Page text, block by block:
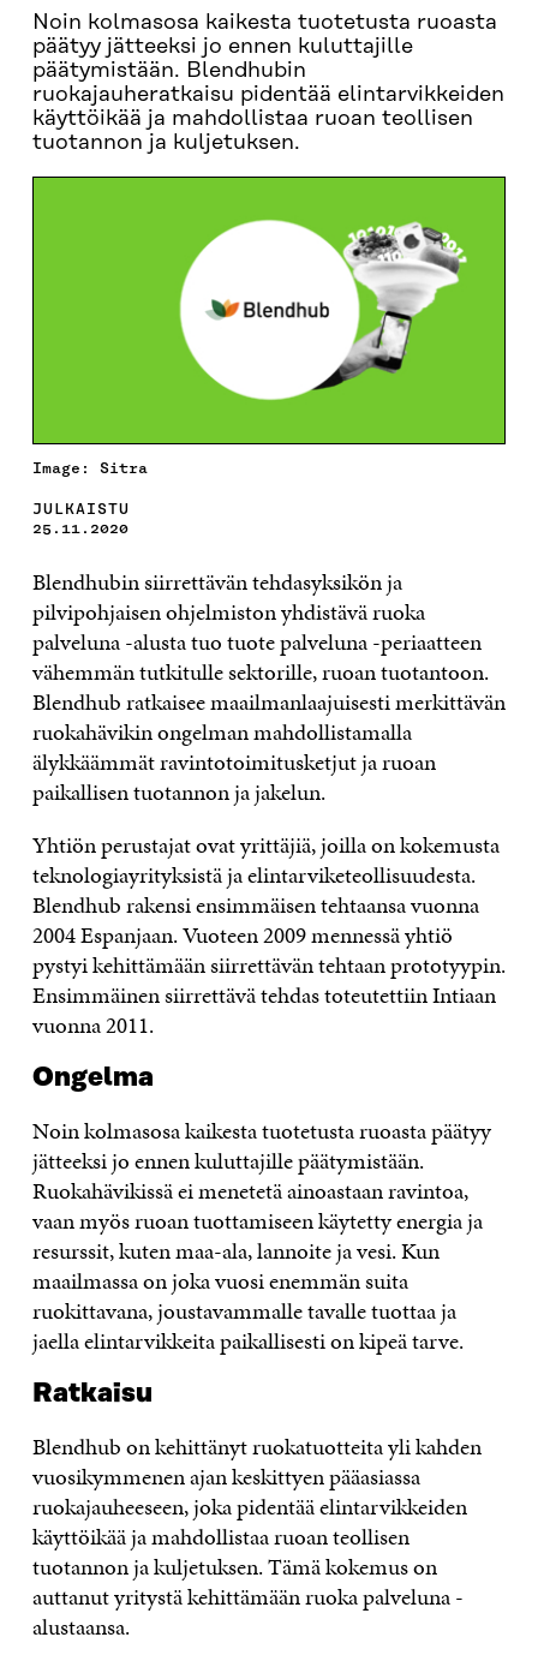
Noin kolmasosa kaikesta tuotetusta ruoasta
päätyy jätteeksi jo ennen kuluttajille
päätymistään. Blendhubin
ruokajauheratkaisu pidentää elintarvikkeiden
käyttöikää ja mahdollistaa ruoan teollisen
tuotannon ja kuljetuksen.
Image: Sitra
JULKAISTU
25.11.2020
Blendhubin siirrettävän tehdasyksikön ja
pilvipohjaisen ohjelmiston yhdistävä ruoka
palveluna -alusta tuo tuote palveluna -periaatteen
vähemmän tutkitulle sektorille, ruoan tuotantoon.
Blendhub ratkaisee maailmanlaajuisesti merkittävän
ruokahävikin ongelman mahdollistamalla
älykkäämmät ravintotoimitusketjut ja ruoan
paikallisen tuotannon ja jakelun.
Yhtiön perustajat ovat yrittäjiä, joilla on kokemusta
teknologiayrityksistä ja elintarviketeollisuudesta.
Blendhub rakensi ensimmäisen tehtaansa vuonna
2004 Espanjaan. Vuoteen 2009 mennessä yhtiö
pystyi kehittämään siirrettävän tehtaan prototyypin.
Ensimmäinen siirrettävä tehdas toteutettiin Intiaan
vuonna 2011.
Ongelma
Noin kolmasosa kaikesta tuotetusta ruoasta päätyy
jätteeksi jo ennen kuluttajille päätymistään.
Ruokahävikissä ei menetetä ainoastaan ravintoa,
vaan myös ruoan tuottamiseen käytetty energia ja
resurssit, kuten maa-ala, lannoite ja vesi. Kun
maailmassa on joka vuosi enemmän suita
ruokittavana, joustavammalle tavalle tuottaa ja
jaella elintarvikkeita paikallisesti on kipeä tarve.
Ratkaisu
Blendhub on kehittänyt ruokatuotteita yli kahden
vuosikymmenen ajan keskittyen pääasiassa
ruokajauheeseen, joka pidentää elintarvikkeiden
käyttöikää ja mahdollistaa ruoan teollisen
tuotannon ja kuljetuksen. Tämä kokemus on
auttanut yritystä kehittämään ruoka palveluna -
alustaansa.